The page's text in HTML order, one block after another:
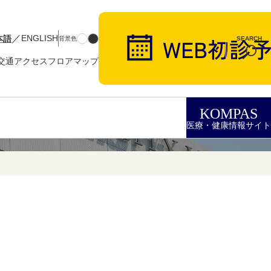
語／ENGLISH背景色
通アクセスフロアマップ
SEARCH
KOMPAS
医療・健康情報サイト